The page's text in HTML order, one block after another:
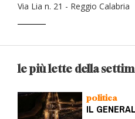
Via Lia n. 21 - Reggio Calabria
le più lette della
politica
IL